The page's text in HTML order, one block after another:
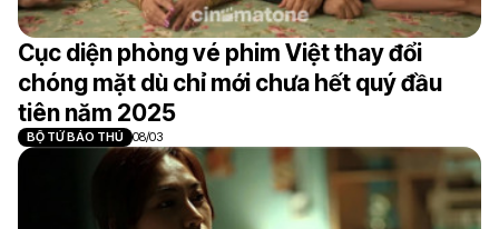
Cục diện phòng vé phim Việt thay đổi
chóng mặt dù chỉ mới chưa hết quý đầu
tiên năm 2025
BỘ TỨ BÁO THỦ 08/03